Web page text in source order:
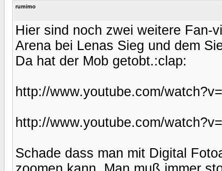
rumimo
Hier sind noch zwei weitere Fan-
Arena bei Lenas Sieg und dem
Da hat der Mob getobt.:clap:
http://www.youtube.com/
http://www.youtube.com/
Schade dass man mit Digital